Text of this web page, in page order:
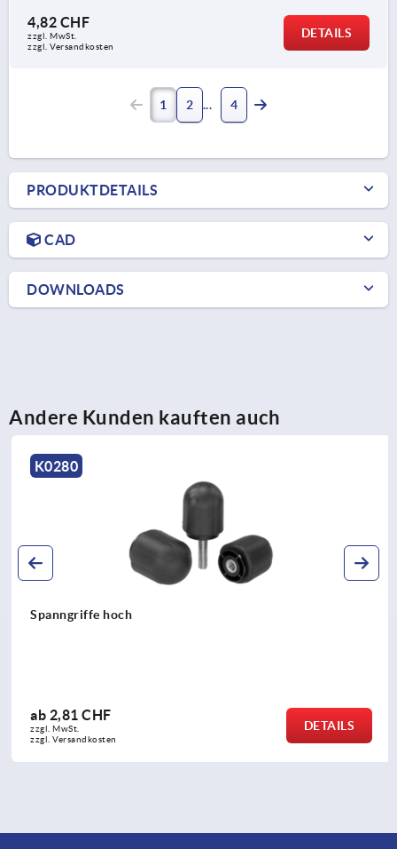
4,82 CHF
zzgl. MwSt.
zzgl. Versandkosten
DETAILS
1 2 4
PRODUKTDETAILS
CAD
DOWNLOADS
Andere Kunden kauften auch
K0280
Spanngriffe hoch
ab 2,81 CHF
zzgl. MwSt.
zzgl. Versandkosten
DETAILS